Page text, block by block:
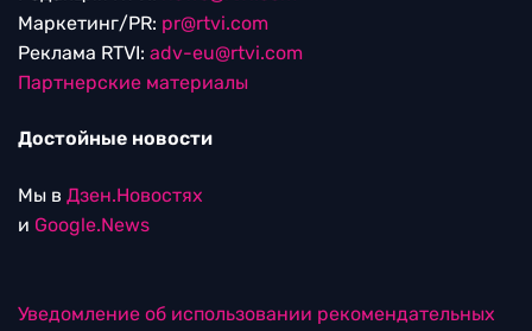
Маркетинг/PR: pr@rtvi.com
Реклама RTVI: adv-eu@rtvi.com
Партнерские материалы
Достойные новости
Мы в Дзен.Новостях
и Google.News
Уведомление об использовании рекомендательных